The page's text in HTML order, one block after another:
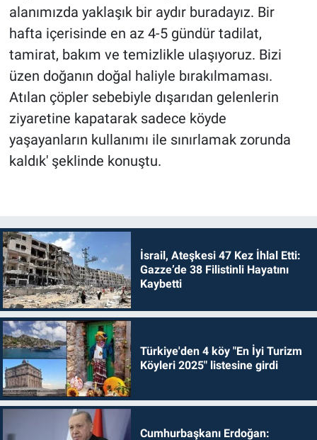
alanımızda yaklaşık bir aydır buradayız. Bir
hafta içerisinde en az 4-5 gündür tadilat,
tamirat, bakım ve temizlikle ulaşıyoruz. Bizi
üzen doğanın doğal haliyle bırakılmaması.
Atılan çöpler sebebiyle dışarıdan gelenlerin
ziyaretine kapatarak sadece köyde
yaşayanların kullanımı ile sınırlamak zorunda
kaldık' şeklinde konuştu.
İsrail, Ateşkesi 47 Kez İhlal Etti:
Gazze’de 38 Filistinli Hayatını
Kaybetti
Türkiye'den 4 köy "En İyi Turizm
Köyleri 2025" listesine girdi
Cumhurbaşkanı Erdoğan: